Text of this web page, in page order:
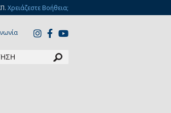
Χρειάζεστε Βοήθεια;